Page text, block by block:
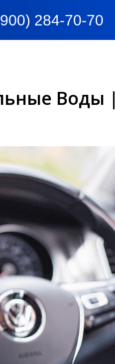
284-70-70
Воды |